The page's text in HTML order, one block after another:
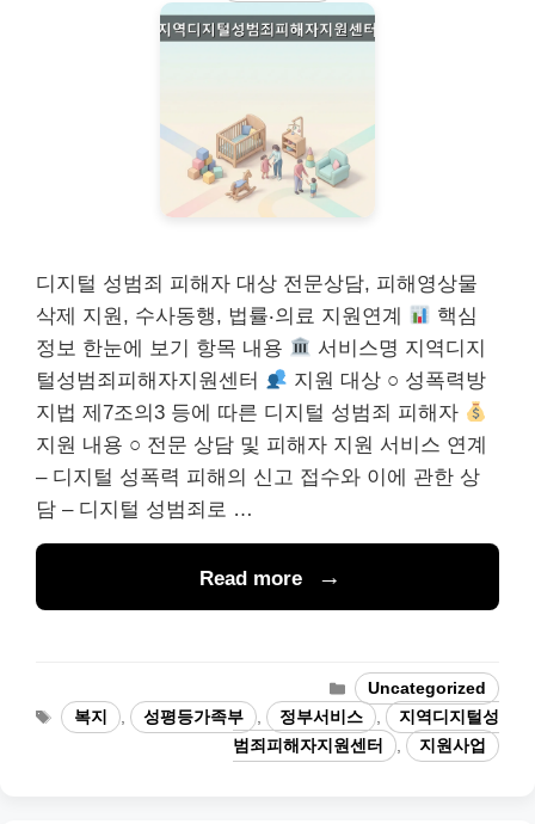
디지털 성범죄 피해자 대상 전문상담, 피해영상물
삭제 지원, 수사동행, 법률‧의료 지원연계
핵심
정보 한눈에 보기 항목 내용
서비스명 지역디지
털성범죄피해자지원센터
지원 대상 ○ 성폭력방
지법 제7조의3 등에 따른 디지털 성범죄 피해자
지원 내용 ○ 전문 상담 및 피해자 지원 서비스 연계
– 디지털 성폭력 피해의 신고 접수와 이에 관한 상
담 – 디지털 성범죄로 …
Read more
Categories
Uncategorized
Tags
복지 , 성평등가족부 , 정부서비스 ,
지역디지털성
범죄피해자지원센터
, 지원사업